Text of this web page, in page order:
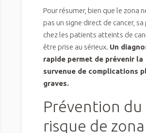
Pour résumer, bien que le zona
pas un signe direct de cancer, sa
chez les patients atteints de
être prise au sérieux. Un
rapide permet de prévenir la
survenue de complications
graves.
Prévention du
risque de zona